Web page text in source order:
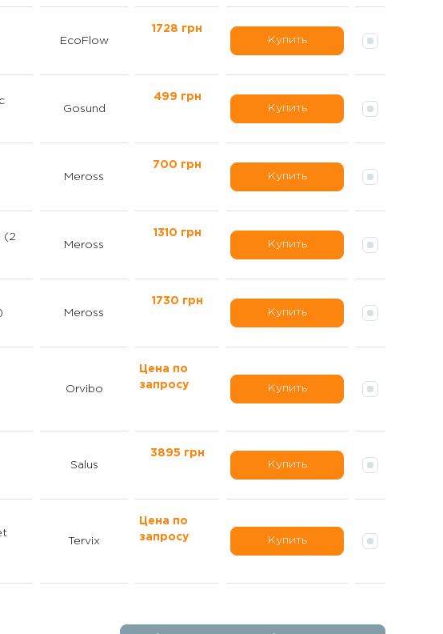
EcoFlow
1728 грн
Купить
Gosund
499 грн
Купить
Meross
700 грн
Купить
(2
Meross
1310 грн
Купить
Meross
1730 грн
Купить
Orvibo
Цена по
запросу
Купить
Salus
3895 грн
Купить
Tervix
Цена по
запросу
Купить